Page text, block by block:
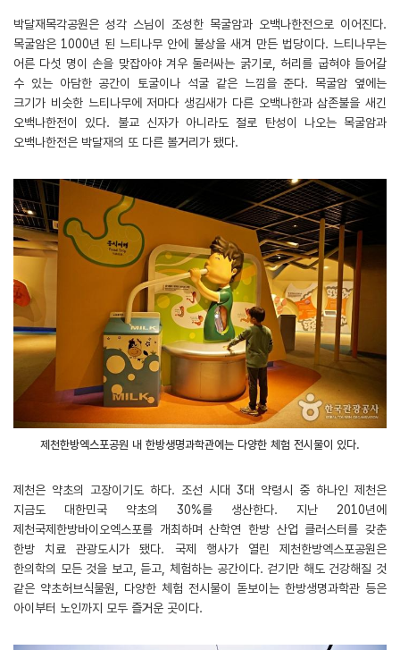
박달재목각공원은 성각 스님이 조성한 목굴암과 오백나한전으로 이어진다.
목굴암은 1000년 된 느티나무 안에 불상을 새겨 만든 법당이다. 느티나무는
어른 다섯 명이 손을 맞잡아야 겨우 둘러싸는 굵기로, 허리를 굽혀야 들어갈
수 있는 아담한 공간이 토굴이나 석굴 같은 느낌을 준다. 목굴암 옆에는
크기가 비슷한 느티나무에 저마다 생김새가 다른 오백나한과 삼존불을 새긴
오백나한전이 있다. 불교 신자가 아니라도 절로 탄성이 나오는 목굴암과
오백나한전은 박달재의 또 다른 볼거리가 됐다.
제천한방엑스포공원 내 한방생명과학관에는 다양한 체험 전시물이 있다.
제천은 약초의 고장이기도 하다. 조선 시대 3대 약령시 중 하나인 제천은
지금도 대한민국 약초의 30%를 생산한다. 지난 2010년에
제천국제한방바이오엑스포를 개최하며 산학연 한방 산업 클러스터를 갖춘
한방 치료 관광도시가 됐다. 국제 행사가 열린 제천한방엑스포공원은
한의학의 모든 것을 보고, 듣고, 체험하는 공간이다. 걷기만 해도 건강해질 것
같은 약초허브식물원, 다양한 체험 전시물이 돋보이는 한방생명과학관 등은
아이부터 노인까지 모두 즐거운 곳이다.